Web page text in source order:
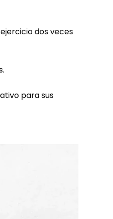
dos veces
para sus